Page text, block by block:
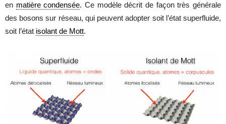
en matière condensée. Ce modèle décrit de façon très générale
des bosons sur réseau, qui peuvent adopter soit l’état superfluide,
soit l’état isolant de Mott.